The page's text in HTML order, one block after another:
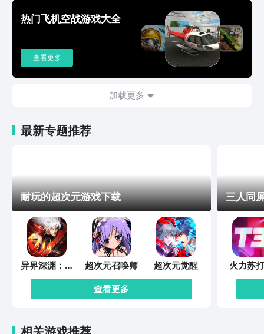
热门飞机空战游戏大全
查看更多
加载更多
最新专题推荐
耐玩的超次元游戏下载
异界深渊：觉
醒
超次元召唤师
超次元觉醒
查看更多
三人同
火力苏